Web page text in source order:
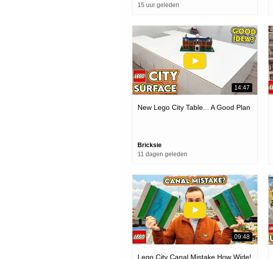
15 uur geleden
14:47
New Lego City Table... A Good Plan
Bricksie
11 dagen geleden
09:48
Lego City Canal Mistake How Wide!